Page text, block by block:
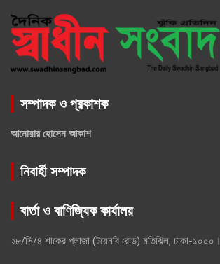
সম্পাদক ও প্রকাশক
আনোয়ার হোসেন আকাশ
নিবার্হী সম্পাদক
বার্তা ও বাণিজ্যিক কার্যালয়
২৮/সি/৪ শাকের প্লাজা (টয়েনবি রোড) মতিঝিল, ঢাকা-১০০০।